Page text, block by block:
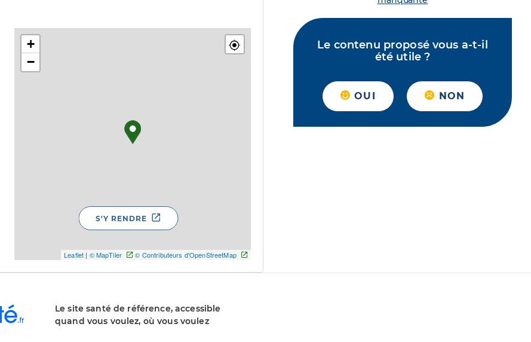
+
−
Leaflet | © MapTiler © Contributeurs d'OpenStreetMap
S'Y RENDRE
Le contenu proposé vous a-t-il
été utile ?
OUI NON
Le site santé de référence, accessible
quand vous voulez, où vous voulez